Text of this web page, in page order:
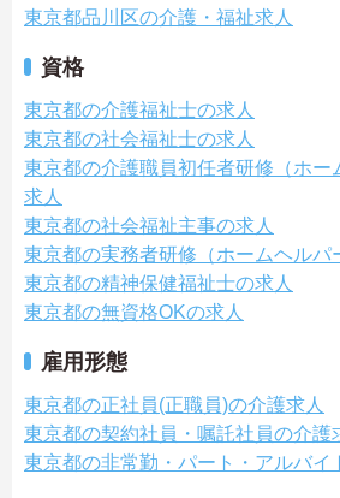
東京都品川区の介護・福祉求人
資格
東京都の介護福祉士の求人
東京都の社会福祉士の求人
東京都の介護職員初任者研修（ホー
求人
東京都の社会福祉主事の求人
東京都の実務者研修（ホームヘルパ
東京都の精神保健福祉士の求人
東京都の無資格OKの求人
雇用形態
東京都の正社員(正職員)の介護求人
東京都の契約社員・嘱託社員の介護
東京都の非常勤・パート・アルバイ